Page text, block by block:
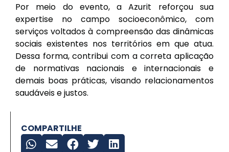
Por meio do evento, a Azurit reforçou sua
expertise no campo socioeconômico, com
serviços voltados à compreensão das dinâmicas
sociais existentes nos territórios em que atua.
Dessa forma, contribui com a correta aplicação
de normativas nacionais e internacionais e
demais boas práticas, visando relacionamentos
saudáveis e justos.
COMPARTILHE